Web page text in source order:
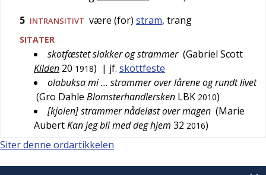
5 INTRANSITIVT være (for) stram, trang
SITATER
skotfæstet slakker og strammer (Gabriel Scott
Kilden 20 1918) | jf. skottfeste
olabuksa mi … strammer over lårene og rundt livet
(Gro Dahle Blomsterhandlersken LBK 2010)
[kjolen] strammer nådeløst over magen (Marie
AubertKan jeg bli med deg hjem 32 2016)
Siter denne ordartikkelen